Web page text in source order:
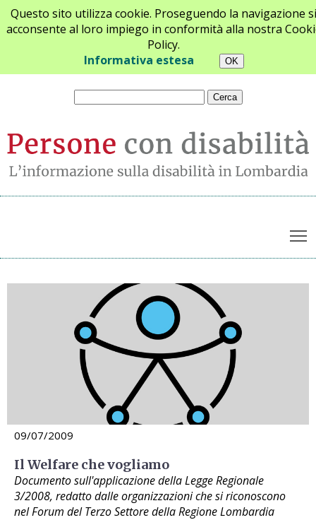
Questo sito utilizza cookie. Proseguendo la navigazione si
acconsente al loro impiego in conformità alla nostra
Policy.
Informativa estesa
Chi siamo Newsletter Contatti
Archivio notizie
09/07/2009
Il Welfare che vogliamo
Documento sull'applicazione della Legge Regionale
3/2008, redatto dalle organizzazioni che si riconoscono
nel Forum del Terzo Settore della Regione Lombardia